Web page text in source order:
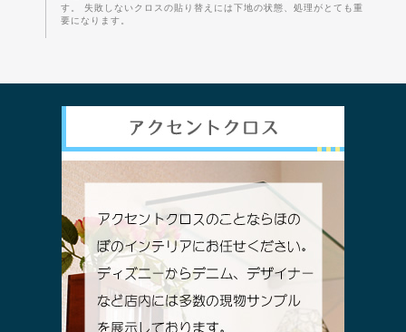
す。 失敗しないクロスの貼り替えには下地の状態、処理がとても重
要になります。